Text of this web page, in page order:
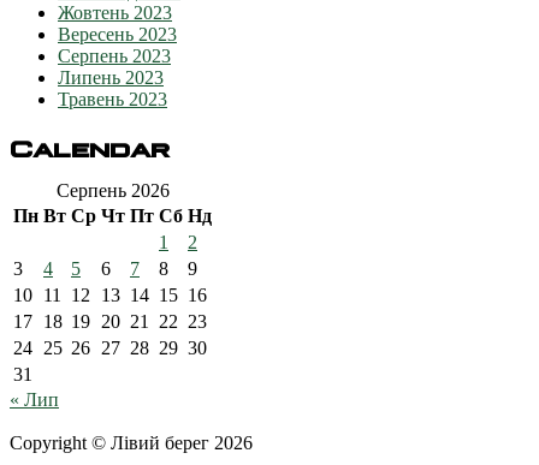
Жовтень 2023
Вересень 2023
Серпень 2023
Липень 2023
Травень 2023
Calendar
Серпень 2026
Пн Вт Ср Чт Пт Сб Нд
1
2
3
4 5 6 7 8
9
10 11 12 13 14 15 16
17 18 19 20 21 22 23
24 25 26 27 28 29 30
31
« Лип
Copyright © Лівий берег 2026